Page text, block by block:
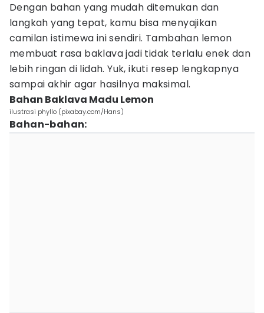
Dengan bahan yang mudah ditemukan dan
langkah yang tepat, kamu bisa menyajikan
camilan istimewa ini sendiri. Tambahan lemon
membuat rasa baklava jadi tidak terlalu enek dan
lebih ringan di lidah. Yuk, ikuti resep lengkapnya
sampai akhir agar hasilnya maksimal.
Bahan Baklava Madu Lemon
ilustrasi phyllo (pixabay.com/Hans)
Bahan-bahan: